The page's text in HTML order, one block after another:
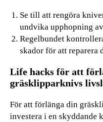
Se till att rengöra
undvika upphopning
Regelbundet
skador för att reparera
Life hacks för att
gräsklipparknivs
För att förlänga din
investera i en skyddande